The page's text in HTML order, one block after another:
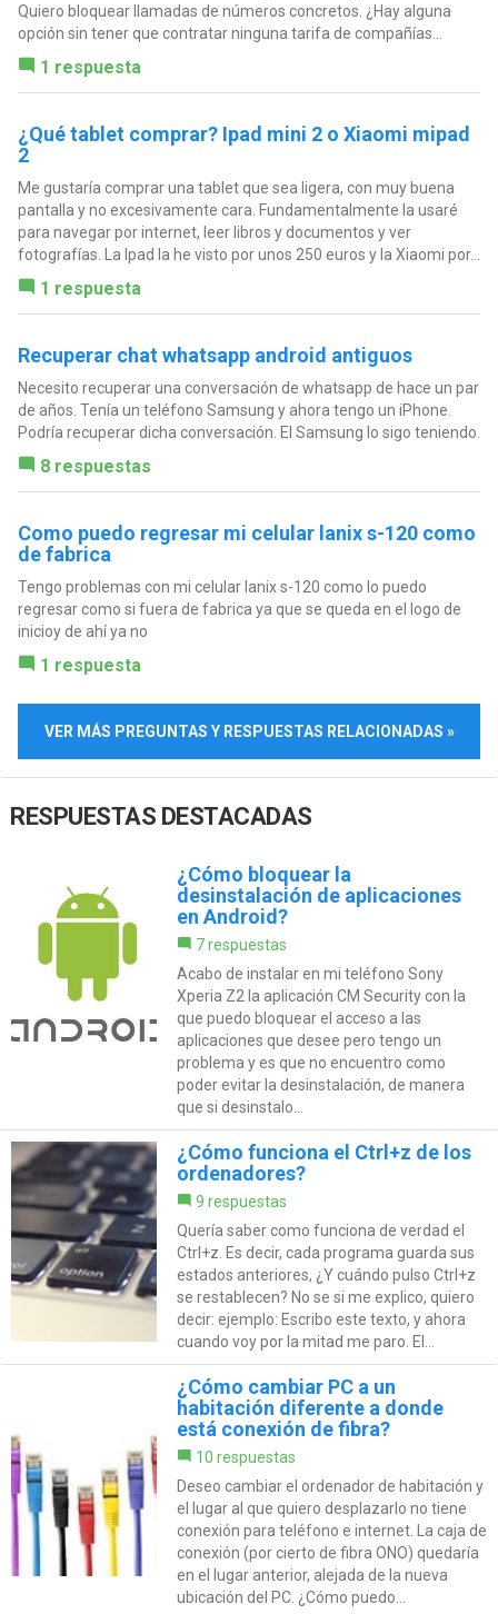
Quiero bloquear llamadas de números concretos. ¿Hay alguna
opción sin tener que contratar ninguna tarifa de compañías...
1 respuesta
¿Qué tablet comprar? Ipad mini 2 o Xiaomi mipad
2
Me gustaría comprar una tablet que sea ligera, con muy buena
pantalla y no excesivamente cara. Fundamentalmente la usaré
para navegar por internet, leer libros y documentos y ver
fotografías. La Ipad la he visto por unos 250 euros y la Xiaomi por...
1 respuesta
Recuperar chat whatsapp android antiguos
Necesito recuperar una conversación de whatsapp de hace un par
de años. Tenía un teléfono Samsung y ahora tengo un iPhone.
Podría recuperar dicha conversación. El Samsung lo sigo teniendo.
8 respuestas
Como puedo regresar mi celular lanix s-120 como
de fabrica
Tengo problemas con mi celular lanix s-120 como lo puedo
regresar como si fuera de fabrica ya que se queda en el logo de
inicioy de ahí ya no
1 respuesta
VER MÁS PREGUNTAS Y RESPUESTAS RELACIONADAS »
RESPUESTAS DESTACADAS
¿Cómo bloquear la
desinstalación de aplicaciones
en Android?
7 respuestas
Acabo de instalar en mi teléfono Sony
Xperia Z2 la aplicación CM Security con la
que puedo bloquear el acceso a las
aplicaciones que desee pero tengo un
problema y es que no encuentro como
poder evitar la desinstalación, de manera
que si desinstalo...
¿Cómo funciona el Ctrl+z de los
ordenadores?
9 respuestas
Quería saber como funciona de verdad el
Ctrl+z. Es decir, cada programa guarda sus
estados anteriores, ¿Y cuándo pulso Ctrl+z
se restablecen? No se si me explico, quiero
decir: ejemplo: Escribo este texto, y ahora
cuando voy por la mitad me paro. El...
¿Cómo cambiar PC a un
habitación diferente a donde
está conexión de fibra?
10 respuestas
Deseo cambiar el ordenador de habitación y
el lugar al que quiero desplazarlo no tiene
conexión para teléfono e internet. La caja de
conexión (por cierto de fibra ONO) quedaría
en el lugar anterior, alejada de la nueva
ubicación del PC. ¿Cómo puedo...